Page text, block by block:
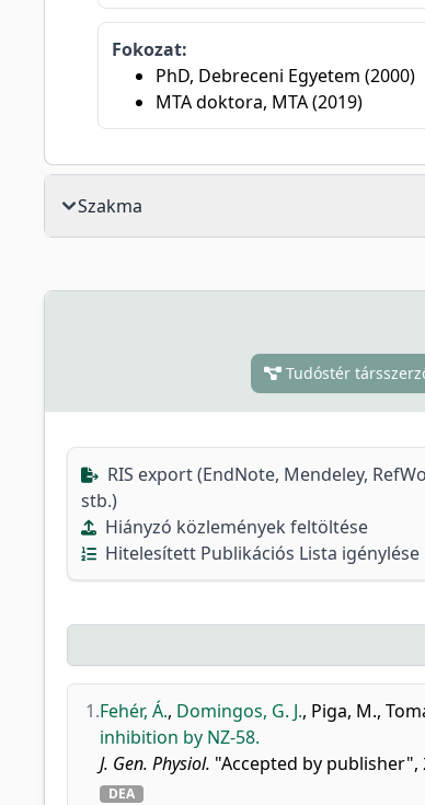
Fokozat:
PhD, Debreceni Egyetem (2000)
MTA doktora, MTA (2019)
Szakma
Tudóstér
RIS export (EndNote, Mendeley,
stb.)
Hiányzó közlemények feltöltése
Hitelesített Publikációs Lista igénylése
1.Fehér, Á., Domingos, G. J., Piga, M.,
inhibition by NZ-58.
J. Gen. Physiol. "Accepted by publisher",
DEA